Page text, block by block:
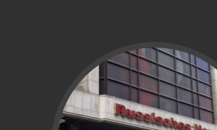
лише на рівні прізвища й
Виклики та обмеження
Усіх фігурантів проєкту ми